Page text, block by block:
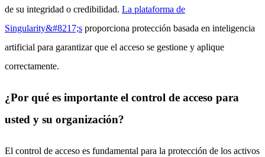
de su integridad o credibilidad. La plataforma de
Singularity&#8217;s proporciona protección basada en inteligencia
artificial para garantizar que el acceso se gestione y aplique
correctamente.
¿Por qué es importante el control de acceso para
usted y su organización?
El control de acceso es fundamental para la protección de los activos